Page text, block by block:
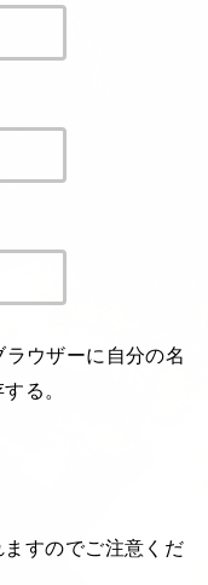
ウザーに自分の名
る。
すのでご注意くだ